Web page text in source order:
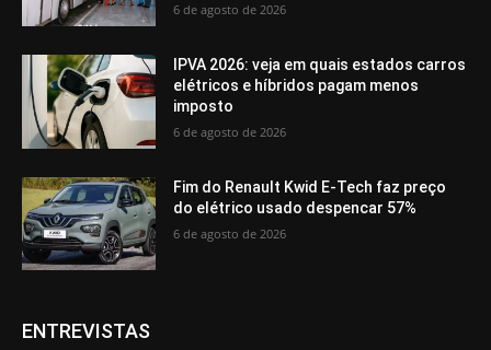
6 de agosto de 2026
IPVA 2026: veja em quais estados carros
elétricos e híbridos pagam menos
imposto
6 de agosto de 2026
Fim do Renault Kwid E-Tech faz preço
do elétrico usado despencar 57%
6 de agosto de 2026
ENTREVISTAS